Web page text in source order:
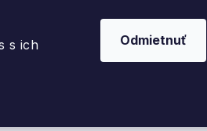
kódom PORTUGALSKO20
s ich
Odmietnuť